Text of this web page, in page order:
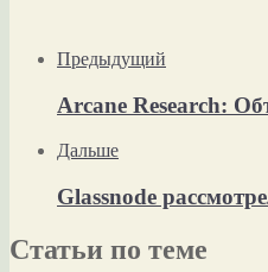
Предыдущий
Arcane Research:
Дальше
Glassnode
Статьи по теме